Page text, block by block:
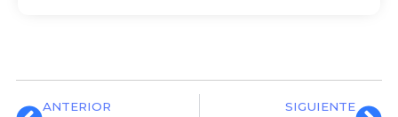
ANTERIOR SIGUIENTE